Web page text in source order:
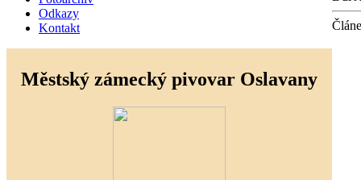
Odkazy
Kontakt
Městský zámecký pivovar Oslavany